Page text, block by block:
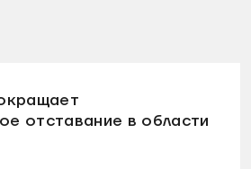
отставание в области